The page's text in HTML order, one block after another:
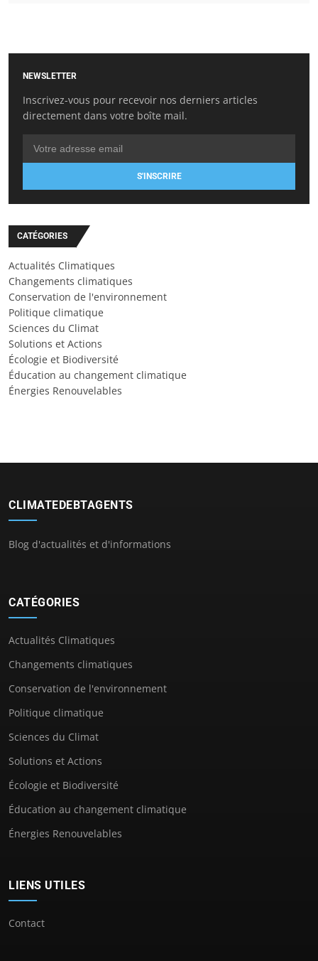
NEWSLETTER
Inscrivez-vous pour recevoir nos derniers articles
directement dans votre boîte mail.
S'INSCRIRE
CATÉGORIES
Actualités Climatiques
Changements climatiques
Conservation de l'environnement
Politique climatique
Sciences du Climat
Solutions et Actions
Écologie et Biodiversité
Éducation au changement climatique
Énergies Renouvelables
CLIMATEDEBTAGENTS
Blog d'actualités et d'informations
CATÉGORIES
Actualités Climatiques
Changements climatiques
Conservation de l'environnement
Politique climatique
Sciences du Climat
Solutions et Actions
Écologie et Biodiversité
Éducation au changement climatique
Énergies Renouvelables
LIENS UTILES
Contact